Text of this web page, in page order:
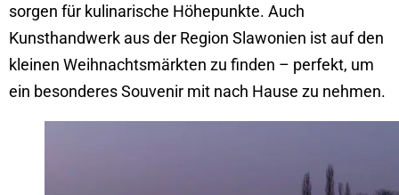
sorgen für kulinarische Höhepunkte. Auch
Kunsthandwerk aus der Region Slawonien ist auf den
kleinen Weihnachtsmärkten zu finden – perfekt, um
ein besonderes Souvenir mit nach Hause zu nehmen.